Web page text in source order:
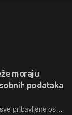
moraju
podataka
Društvene mreže ne mogu sve pribavljene osobne podatke upotrebljavati u svrhu ciljanog oglašavanja, presudio je najviši sud u EU, ograničavajući tako i opseg i vremensko trajanje korištenja osobnih podatka